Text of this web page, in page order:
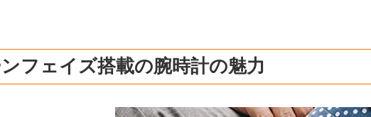
フェイズ搭載の腕時計の魅力